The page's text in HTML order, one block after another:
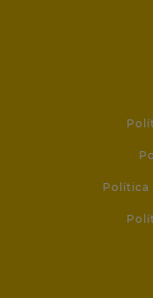
Política